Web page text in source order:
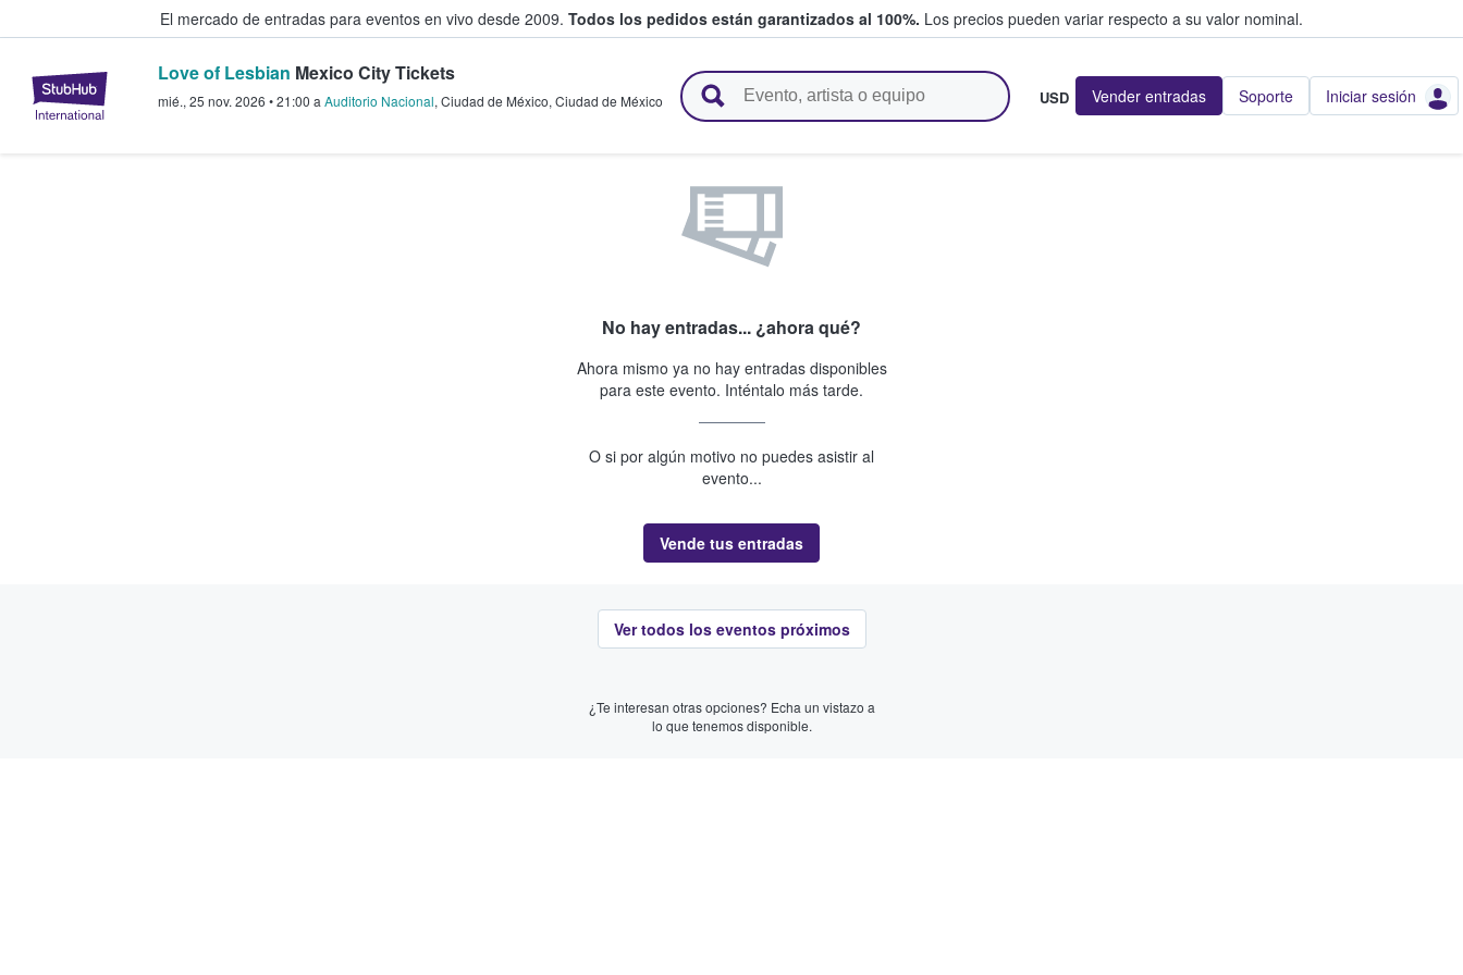
El mercado de entradas para eventos en vivo desde 2009. Todos los pedidos están garantizados al 100%. Los precios pueden variar respecto a su valor nominal.
StubHub: compra y venta de entradas entre fans
Love of Lesbian Mexico City Tickets
mié., 25 nov. 2026 •21:00 a Auditorio Nacional, Ciudad de México, Ciudad de México USD Vender entradas Soporte Iniciar sesión
No hay entradas... ¿ahora qué?
Ahora mismo ya no hay entradas disponibles
para este evento. Inténtalo más tarde.
O si por algún motivo no puedes asistir al
evento...
Vende tus entradas
Ver todos los eventos próximos
¿Te interesan otras opciones? Echa un vistazo a
lo que tenemos disponible.